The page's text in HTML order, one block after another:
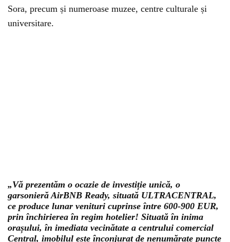
Sora, precum și numeroase muzee, centre culturale și
universitare.
„Vă prezentăm o ocazie de investiție unică, o
garsonieră AirBNB Ready, situată ULTRACENTRAL,
ce produce lunar venituri cuprinse între 600-900 EUR,
prin închirierea în regim hotelier! Situată în inima
orașului, în imediata vecinătate a centrului comercial
Central, imobilul este înconjurat de nenumărate puncte